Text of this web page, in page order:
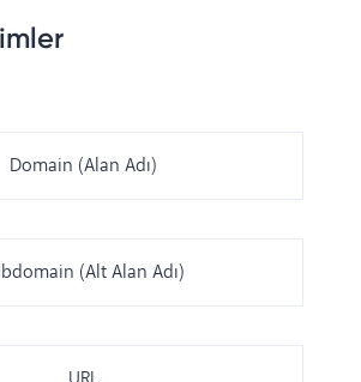
Domain (Alan Adı)
(Alt Alan Adı)